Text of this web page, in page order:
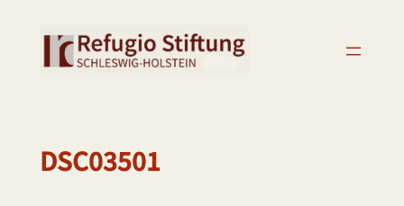
Inhalt
springen
DSC03501